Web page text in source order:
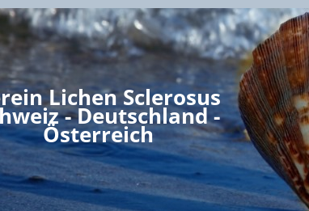
Lichen Sclerosus
- Deutschland -
Österreich